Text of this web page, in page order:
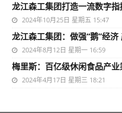
龙江森工集团打造一流数字
2024年10月25日 星期五 15:47
龙江森工集团：做强“鹅”经济
2024年8月12日 星期一 16:59
梅里斯：百亿级休闲食品产
2024年4月17日 星期三 18:21